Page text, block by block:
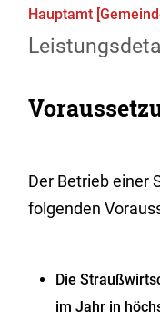
Hauptamt
Der Betrieb einer
folgenden
Die
im Jahr in